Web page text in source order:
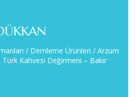
/ Demleme Ürünleri / Arzum
Kahvesi Değirmeni – Bakır